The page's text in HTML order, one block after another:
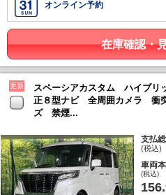
オンライン予約
在庫確認・
更新
スペーシアカスタム ハイブ
正８型ナビ 全周囲カメラ 衝
ズ 禁煙...
支払
(税込)
車両
(税込)